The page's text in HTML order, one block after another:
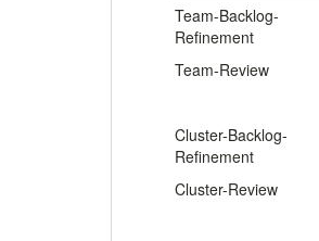
Team-Backlog-
Refinement
Team-Review
Cluster-Backlog-
Refinement
Cluster-Review